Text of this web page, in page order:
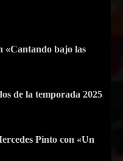
«Cantando bajo las
de la temporada 2025
Pinto con «Un